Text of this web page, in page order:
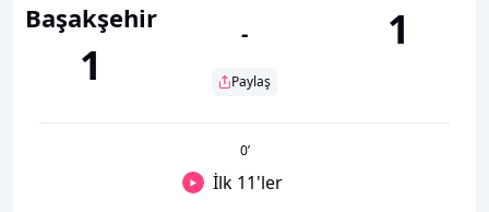
Başakşehir
1
-
Paylaş
1
0’
İlk 11'ler